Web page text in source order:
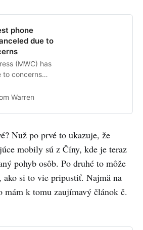
phone
due to
(MWC) has
to concerns
of the event,
exhibitors
Warren
Nuž po prvé to ukazuje, že
mobily sú z Číny, kde je teraz
pohyb osôb. Po druhé to môže
si to vie pripustiť. Najmä na
mám k tomu zaujímavý článok č.